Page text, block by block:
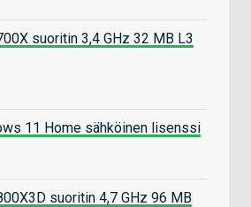
suoritin 3,4 GHz 32 MB L3
11 Home sähköinen lisenssi
suoritin 4,7 GHz 96 MB